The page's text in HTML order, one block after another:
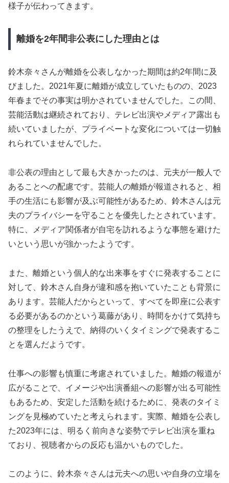
様子が伝わってきます。
離婚を2年間非公表にした理由とは
鈴木奈々さんが離婚を公表しなかった期間は約2年間に及
びました。2021年夏に離婚が成立していたものの、2023
年春までその事実は明かされていませんでした。この間、
芸能活動は継続されており、テレビ出演やメディア露出も
続いていましたが、プライベートな変化については一切触
れられていませんでした。
非公表の理由として最も大きかったのは、元夫が一般人で
あることへの配慮です。芸能人の離婚が報道されると、相
手の生活にも影響が及ぶ可能性があるため、鈴木さんは元
夫のプライバシーを守ることを優先したとされています。
特に、メディア関係者が自宅を訪れるような事態を避けた
いという思いが強かったようです。
また、離婚という個人的な出来事をすぐに発表することに
対して、鈴木さん自身が違和感を抱いていたことも背景に
あります。芸能人だからといって、すべてを即座に公表す
る必要があるのかという葛藤があり、時間をかけて気持ち
の整理をしたうえで、納得のいくタイミングで発表するこ
とを選んだようです。
仕事への影響も慎重に考慮されていました。離婚の報道が
広がることで、イメージや出演番組への影響が出る可能性
もあるため、安定した活動を続けるために、発表のタイミ
ングを見極めていたと考えられます。実際、離婚を公表し
た2023年には、明るく前向きな姿勢でテレビ出演を重ね
ており、視聴者からの反応も温かいものでした。
このように、鈴木奈々さんは元夫への思いや自身の立場を